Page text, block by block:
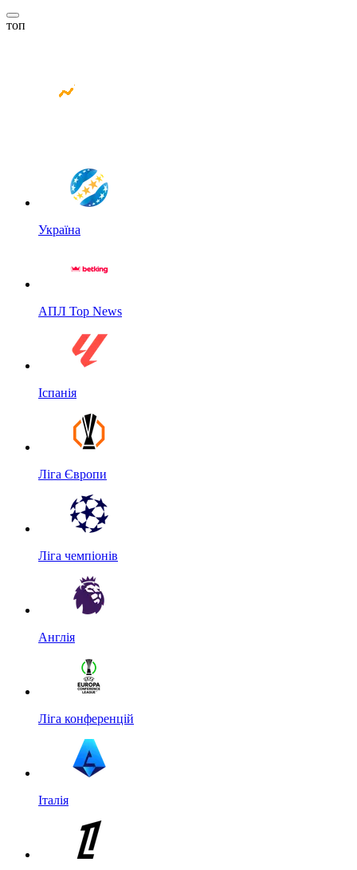
топ
Україна
АПЛ Top News
Іспанія
Ліга Європи
Ліга чемпіонів
Англія
Ліга конференцій
Італія